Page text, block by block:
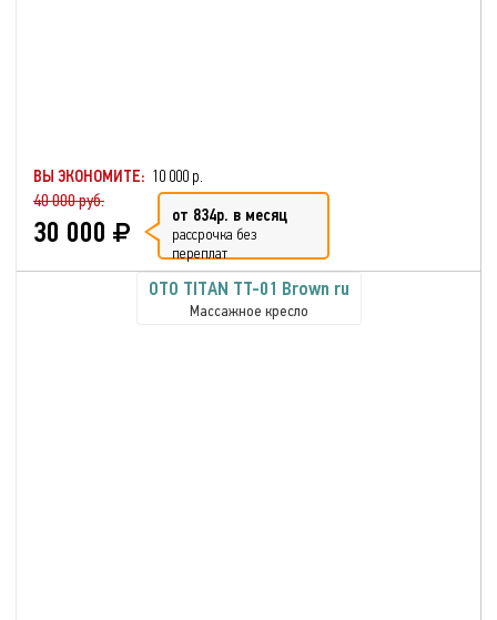
ВЫ ЭКОНОМИТЕ: 10 000 р.
40 000 руб.
30 000 от 834р. в месяц
рассрочка без
переплат
OTO TITAN TT-01 Brown ru
Массажное кресло